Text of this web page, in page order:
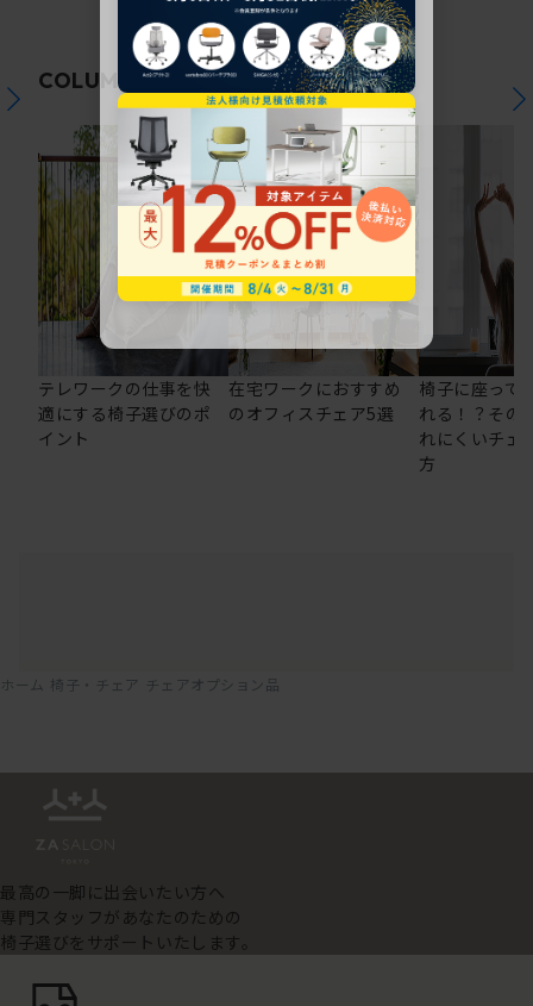
COLUMN 関連コラム
テレワークの仕事を快
適にする椅子選びのポ
イント
在宅ワークにおすすめ
のオフィスチェア5選
椅子に座って
れる！？その
れにくいチェ
方
ホーム 椅子・チェア チェアオプション品
最高の一脚に出会いたい方へ
専門スタッフがあなたのための
椅子選びをサポートいたします。